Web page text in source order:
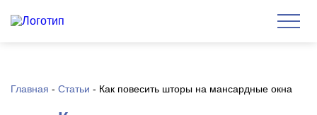
Главная - Статьи - Как повесить шторы на мансардные окна